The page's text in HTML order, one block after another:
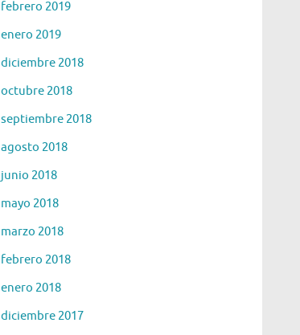
febrero 2019
enero 2019
diciembre 2018
octubre 2018
septiembre 2018
agosto 2018
junio 2018
mayo 2018
marzo 2018
febrero 2018
enero 2018
diciembre 2017